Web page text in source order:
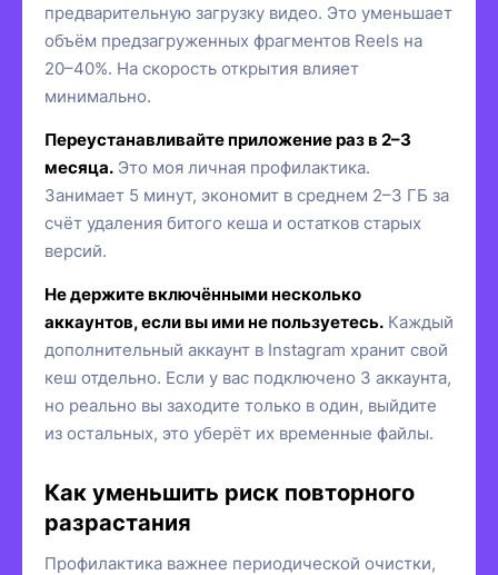
предварительную загрузку видео. Это уменьшает
объём предзагруженных фрагментов Reels на
20–40%. На скорость открытия влияет
минимально.
Переустанавливайте приложение раз в 2–3
месяца. Это моя личная профилактика.
Занимает 5 минут, экономит в среднем 2–3 ГБ за
счёт удаления битого кеша и остатков старых
версий.
Не держите включёнными несколько
аккаунтов, если вы ими не пользуетесь. Каждый
дополнительный аккаунт в Instagram хранит свой
кеш отдельно. Если у вас подключено 3 аккаунта,
но реально вы заходите только в один, выйдите
из остальных, это уберёт их временные файлы.
Как уменьшить риск повторного
разрастания
Профилактика важнее периодической очистки,